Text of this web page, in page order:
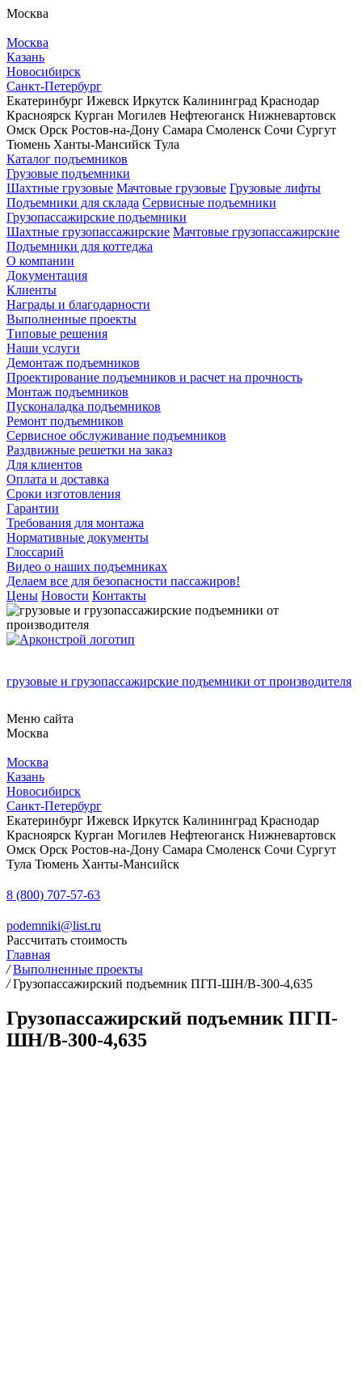
Москва
Москва
Казань
Новосибирск
Санкт-Петербург
Екатеринбург Ижевск Иркутск Калининград Краснодар
Красноярск Курган Могилев Нефтеюганск Нижневартовск
Омск Орск Ростов-на-Дону Самара Смоленск Сочи Сургут
Тюмень Ханты-Мансийск Тула
Каталог подъемников
Грузовые подъемники
Шахтные грузовые Мачтовые грузовые Грузовые лифты
Подъемники для склада Сервисные подъемники
Грузопассажирские подъемники
Шахтные грузопассажирские Мачтовые грузопассажирские
Подъемники для коттеджа
О компании
Документация
Клиенты
Награды и благодарности
Выполненные проекты
Типовые решения
Наши услуги
Демонтаж подъемников
Проектирование подъемников и расчет на прочность
Монтаж подъемников
Пусконаладка подъемников
Ремонт подъемников
Сервисное обслуживание подъемников
Раздвижные решетки на заказ
Для клиентов
Оплата и доставка
Сроки изготовления
Гарантии
Требования для монтажа
Нормативные документы
Глоссарий
Видео о наших подъемниках
Делаем все для безопасности пассажиров!
Цены Новости Контакты
грузовые и грузопассажирские подъемники от производителя
Меню сайта
Москва
Москва
Казань
Новосибирск
Санкт-Петербург
Екатеринбург Ижевск Иркутск Калининград Краснодар
Красноярск Курган Могилев Нефтеюганск Нижневартовск
Омск Орск Ростов-на-Дону Самара Смоленск Сочи Сургут
Тула Тюмень Ханты-Мансийск
8 (800) 707-57-63
podemniki@list.ru
Рассчитать стоимость
Главная
/ Выполненные проекты
/ Грузопассажирский подъемник ПГП-ШН/В-300-4,635
Грузопассажирский подъемник ПГП-
ШН/В-300-4,635